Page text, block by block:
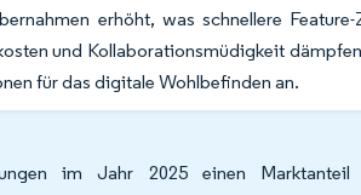
erhöht, was schnellere
und Kollaborationsmüdigkeit
für das digitale Wohlbefinden an.
im Jahr 2025 einen